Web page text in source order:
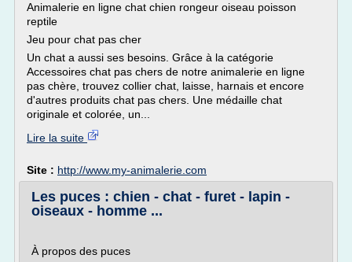
Animalerie en ligne chat chien rongeur oiseau poisson
reptile
Jeu pour chat pas cher
Un chat a aussi ses besoins. Grâce à la catégorie
Accessoires chat pas chers de notre animalerie en ligne
pas chère, trouvez collier chat, laisse, harnais et encore
d'autres produits chat pas chers. Une médaille chat
originale et colorée, un...
Lire la suite
Site : http://www.my-animalerie.com
Les puces : chien - chat - furet - lapin -
oiseaux - homme ...
À propos des puces